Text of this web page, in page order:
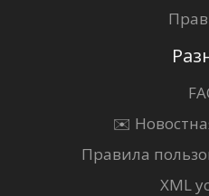
✉️
Правила
XML